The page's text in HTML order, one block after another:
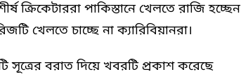
ক্রিকেটাররা পাকিস্তানে খেলতে রাজি হচ্ছেন
খেলতে চাচ্ছে না ক্যারিবিয়ানরা।
সূত্রের বরাত দিয়ে খবরটি প্রকাশ করেছে